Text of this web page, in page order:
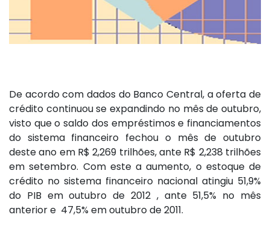
De acordo com dados do Banco Central, a oferta de
crédito continuou se expandindo no mês de outubro,
visto que o saldo dos empréstimos e financiamentos
do sistema financeiro fechou o mês de outubro
deste ano em R$ 2,269 trilhões, ante R$ 2,238 trilhões
em setembro. Com este a aumento, o estoque de
crédito no sistema financeiro nacional atingiu 51,9%
do PIB em outubro de 2012 , ante 51,5% no mês
anterior e 47,5% em outubro de 2011.